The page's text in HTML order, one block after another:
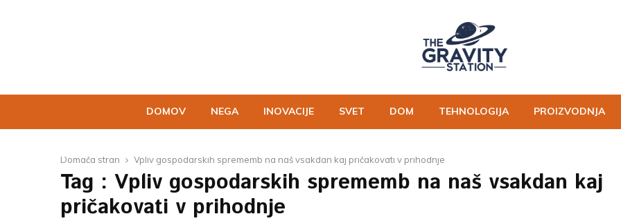
DOMOV NEGA INOVACIJE SVET DOM TEHNOLOGIJA PROIZVODNJA
Domača stran Vpliv gospodarskih sprememb na naš vsakdan kaj pričakovati v prihodnje
Tag : Vpliv gospodarskih sprememb na naš vsakdan kaj
pričakovati v prihodnje